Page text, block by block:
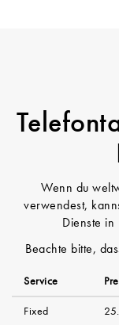
Wenn du
verwendest,
Dienste in
Beachte bitte,
Service
Fixed